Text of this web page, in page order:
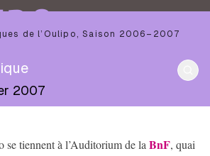
de l’Oulipo ,Saison 2006–2007
2007
se tiennent à l’Auditorium de la BnF, quai